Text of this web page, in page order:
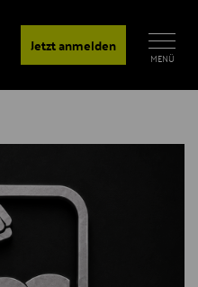
Jetzt anmelden
MENÜ